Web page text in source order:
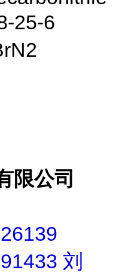
25-6
限公司
刘